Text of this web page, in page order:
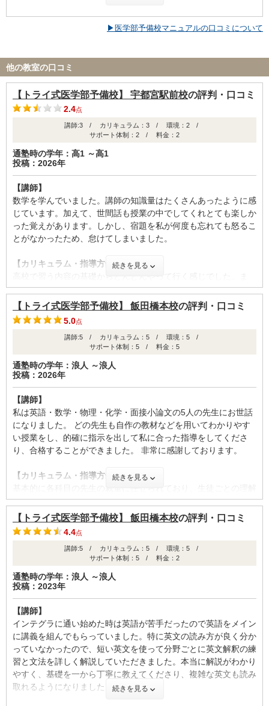
【校舎内外の環境について（自習室、交通の便、治安、立地な
でしたが、自習室の席数は少なかった。
【料金】
基本料金は標準でしたが、定期テスト対応講座、冬季講座、本番
直前講座などは、別だったので、予想よりかかった。
【良かった点（改善してほしい点） 】
励んでいる様子に、先生との信頼関係がえいきょうしていること
に感謝でした。
ID:132
不適切な口コミを報告する
▶医学部予備校マニュアルの口コミについて
他の教室の口コミ
【トライ式医学部予備校】 宇都宮駅前校の評判・口コミ
2.4点
講師:3 / カリキュラム：3 / 環境：2 /
サポート体制：2 / 料金：2
通塾時の学年：高1 ～高1
投稿：2026年
【講師】
数学を学んでいました。講師の知識量はたくさんあったように感
じています。加えて、世間話も授業の中でしてくれとても楽しか
った覚えがあります。しかし、宿題を私が何度も忘れても怒るこ
とがなかったため、怠けてしまいました。
【カリキュラム・指導方針・授業内容】
た、高校で分からなかった問題がある時には講師の所へ持ってい
き解説してもらうということをしてもらっていました。中間テス
トの後には成績を見せて、その結果を受けてやる内容を変えてい
く感じでした。
【校舎内外の環境について（自習室、交通の便、治安、立地な
ど） 】
校舎内は清潔でしたが、自習室が授業する所と同じ空間であり、
やや自習しにくい環境ではありました。また、自習室の席もそこ
まで多くなく、満席になってしまわないか不安なる時もありまし
た。塾に来た時と帰る時どちらもカードをかざして出席確認する
ので、親は安心だと思います。
【サポート体制】
してもらえた。しかし、勉強面の相談については あまり現実的
取った時も次があるよみたいな事を言われ、放置された時もあっ
た。
担当講師のグレードによって値段は変わるが、私は1番高いグレ
も高い方と言っていました。グレードが下の方であれば一般的な
塾の値段とあまり変わらなかったような気がした。
【良かった点（改善してほしい点） 】
もし、自分で参考書をガツガツでき、自分で質問を見つけられる
のであれば、グレードの高いコースが適していると思う。理由と
して。知識がとても深い講師であったためどんなに難しい問題で
も真摯に向き合ってくれると思うからだ。
続きを見る
【トライ式医学部予備校】 飯田橋本校の評判・口コミ
5.0点
講師:5 / カリキュラム：5 / 環境：5 /
サポート体制：5 / 料金：5
通塾時の学年：浪人 ～浪人
投稿：2026年
【講師】
私は英語・数学・物理・化学・面接小論文の5人の先生にお世話
になりました。 どの先生も自作の教材などを用いてわかりやす
い授業をし、的確に指示を出して私に合った指導をしてくださ
り、合格することができました。 非常に感謝しております。
【カリキュラム・指導方針・授業内容】
度や進捗、特性に合わせ、受験に向けて常に調整していく方式で
した。但し、授業ごとに先生が報告書をスタッフさんに提出し、
更に模試ごとに詳細なレポートが提出されるため、科目やスタッ
フ間でしっかりと情報は共有されます。
【校舎内外の環境について（自習室、交通の便、治安、立地な
ど） 】
校舎は明るく開放的で清潔でした。また自習室も完備されており
集中できる環境でした。さらに、スタッフさんや医学生チュータ
ーが近くにおり、話しかけやすく非常に心強かったです。また、
飯田橋駅の近くで交通の利便性も良く、周囲が落ち着いた街なの
もよいポイントかと思います。
【サポート体制】
生徒とスタッフ・医学生チューターとの距離が近く、いつでも相
談できる環境でした。 わからない問題があればいつでも相談で
続きを見る
【トライ式医学部予備校】 飯田橋本校の評判・口コミ
4.4点
講師:5 / カリキュラム：5 / 環境：5 /
サポート体制：5 / 料金：2
通塾時の学年：浪人 ～浪人
投稿：2023年
【講師】
インテグラに通い始めた時は英語が苦手だったので英語をメイン
に講義を組んでもらっていました。特に英文の読み方が良く分か
っていなかったので、短い英文を使って分野ごとに英文解釈の練
習と文法を詳しく解説していただきました。本当に解説がわかり
やすく、基礎を一から丁寧に教えてくださり、複雑な英文も読み
取れるようになりました。続きを見る